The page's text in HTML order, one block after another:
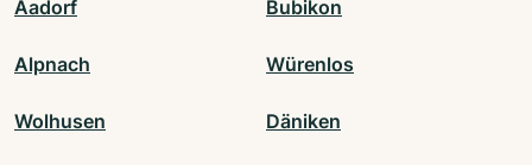
Aadorf Bubikon
Alpnach Würenlos
Wolhusen Däniken